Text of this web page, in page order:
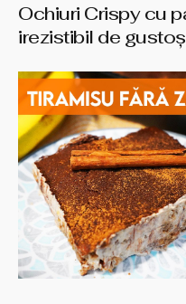
Ochiuri Crispy cu
irezistibil de